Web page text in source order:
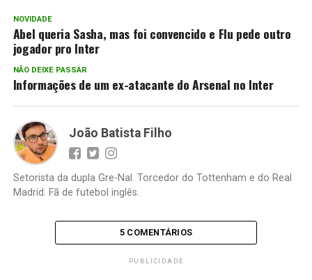
NOVIDADE
Abel queria Sasha, mas foi convencido e Flu pede outro
jogador pro Inter
NÃO DEIXE PASSAR
Informações de um ex-atacante do Arsenal no Inter
João Batista Filho
Setorista da dupla Gre-Nal. Torcedor do Tottenham e do Real
Madrid. Fã de futebol inglês.
5 COMENTÁRIOS
PUBLICIDADE